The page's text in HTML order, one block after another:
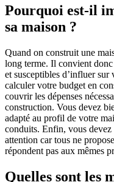
Pourquoi est-il
sa maison ?
Quand on construit une
long terme. Il convient
et susceptibles d’influer
calculer votre budget en
couvrir les dépenses
construction. Vous devez
adapté au profil de votre
conduits. Enfin, vous
attention car tous ne
répondent pas aux mêmes
Quelles sont les